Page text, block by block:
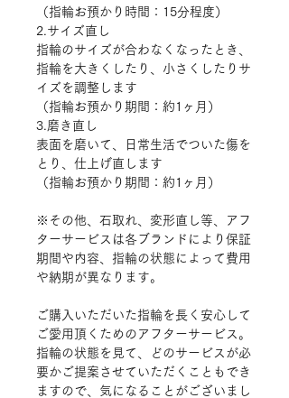
（指輪お預かり時間：15分程度）
2.サイズ直し
指輪のサイズが合わなくなったとき、
指輪を大きくしたり、小さくしたりサ
イズを調整します
（指輪お預かり期間：約1ヶ月）
3.磨き直し
表面を磨いて、日常生活でついた傷を
とり、仕上げ直します
（指輪お預かり期間：約1ヶ月）
※その他、石取れ、変形直し等、アフ
ターサービスは各ブランドにより保証
期間や内容、指輪の状態によって費用
や納期が異なります。
ご購入いただいた指輪を長く安心して
ご愛用頂くためのアフターサービス。
指輪の状態を見て、どのサービスが必
要かご提案させていただくこともでき
ますので、気になることがございまし